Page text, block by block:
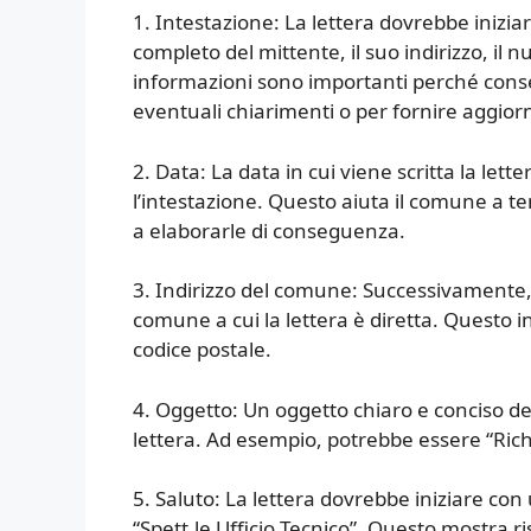
1. Intestazione: La lettera dovrebbe
completo del mittente, il suo indirizzo, il
informazioni sono importanti perché
eventuali chiarimenti o per fornire
2. Data: La data in cui viene scritta la
l’intestazione. Questo aiuta il comune a
a elaborarle di conseguenza.
3. Indirizzo del comune:
comune a cui la lettera è diretta. Questo
codice postale.
4. Oggetto: Un oggetto chiaro e conciso
lettera. Ad esempio, potrebbe essere
5. Saluto: La lettera dovrebbe iniziare